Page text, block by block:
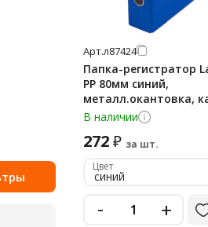
Арт.л87424
Папка-регистратор
PP 80мм синий,
металл.окантовка,
В наличии
272₽ за шт.
Цвет
синий
- +